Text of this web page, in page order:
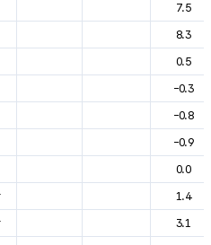
7.5
8.3
0.5
-0.3
-0.8
-0.9
0.0
1.4
3.1